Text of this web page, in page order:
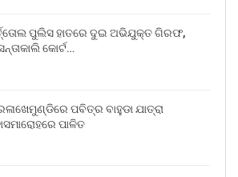
ପୁଲିସ ହାତରେ ଦୁଇ ଅଭିଯୁକ୍ତ ଗିରଫ,
କୋର୍ଟ…
ପବିତ୍ର ବାହୁଡା ଯାତ୍ରା
ପାଳିତ